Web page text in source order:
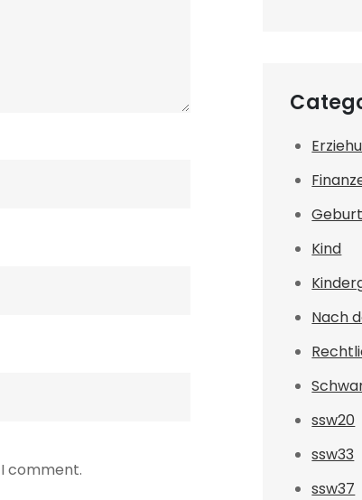
comment.
Kind
Nach
ssw20
ssw33
ssw37